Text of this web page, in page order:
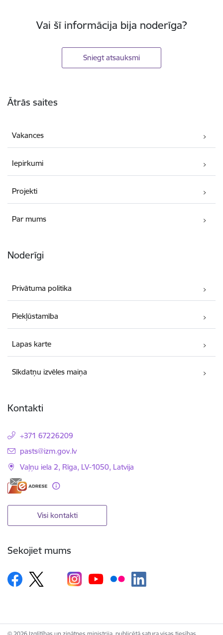
Vai šī informācija bija noderīga?
Sniegt atsauksmi
Ātrās saites
Vakances
Iepirkumi
Projekti
Par mums
Noderīgi
Privātuma politika
Piekļūstamība
Lapas karte
Sīkdatņu izvēles maiņa
Kontakti
+371 67226209
E-pasts:
pasts@izm.gov.lv
Vaļņu iela 2, Rīga, LV-1050, Latvija
Visi kontakti
Sekojiet mums